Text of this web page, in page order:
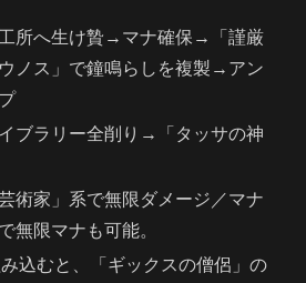
工所へ生け贄→マナ確保→「謹厳
ノス」で鐘鳴らしを複製→アン
ブラリー全削り→「タッサの神
術家」系で無限ダメージ／マナ
無限マナも可能。
み込むと、「ギックスの僧侶」の